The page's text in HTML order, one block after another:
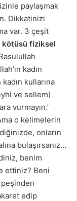
paylaşmak
Dikkatinizi
var. 3 çeşit
kötüsü fiziksel
kadın
kadın kullarına
ve sellem)
vurmayın.’
o kelimelerin
onların
bulaşırsanız…
benim
ettiniz? Beni
edip